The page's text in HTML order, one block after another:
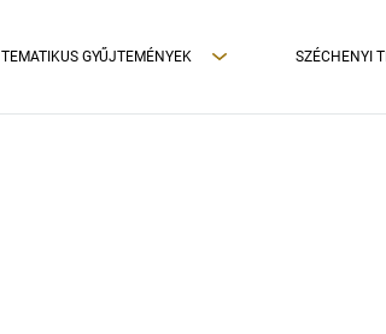
TEMATIKUS GYŰJTEMÉNYEK SZÉCHENYI